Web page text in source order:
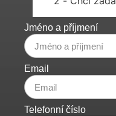
Jméno a příjmení
Email
Telefonní číslo